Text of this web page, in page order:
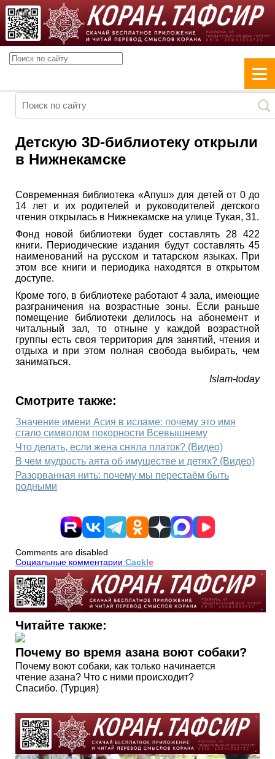
Детскую 3D-библиотеку открыли
в Нижнекамске
Современная библиотека «Апуш» для детей от 0 до
14 лет и их родителей и руководителей детского
чтения открылась в Нижнекамске на улице Тукая, 31.
Фонд новой библиотеки будет составлять 28 422
книги. Периодические издания будут составлять 45
наименований на русском и татарском языках. При
этом все книги и периодика находятся в открытом
доступе.
Кроме того, в библиотеке работают 4 зала, имеющие
разграничения на возрастные зоны. Если раньше
помещение библиотеки делилось на абонемент и
читальный зал, то отныне у каждой возрастной
группы есть своя территория для занятий, чтения и
отдыха и при этом полная свобода выбирать, чем
заниматься.
Islam-today
Смотрите также:
Значение имени Асия в исламе: почему это имя
стало символом покорности Всевышнему
Что делать, если жена сняла платок? (Видео)
В чем мудрость аята об имуществе и детях? (Видео)
Разорванная нить: почему мы перестаём быть
родными
Comments are disabled
Социальные комментарии Cackle
Читайте также:
Почему во время азана воют собаки?
Почему воют собаки, как только начинается
чтение азана? Что с ними происходит?
Спасибо. (Турция)